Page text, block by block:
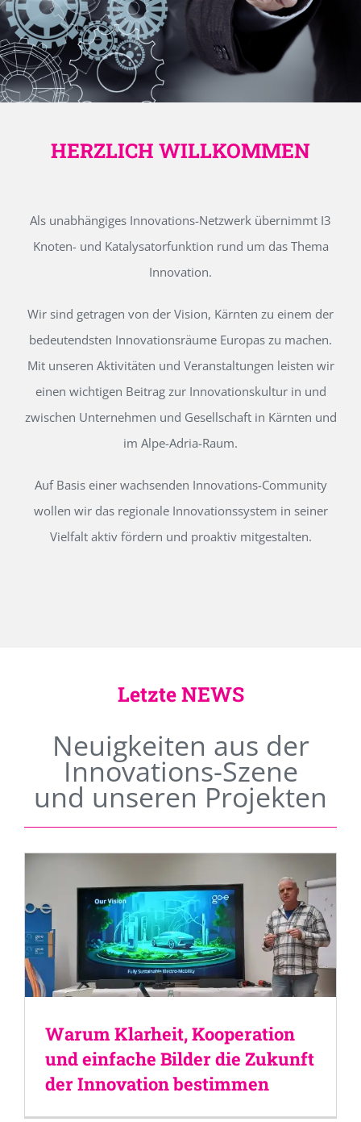
HERZLICH WILLKOMMEN
Als unabhängiges Innovations-Netzwerk übernimmt I3
Knoten- und Katalysatorfunktion rund um das Thema
Innovation.
Wir sind getragen von der Vision, Kärnten zu einem der
bedeutendsten Innovationsräume Europas zu machen.
Mit unseren Aktivitäten und Veranstaltungen leisten wir
einen wichtigen Beitrag zur Innovationskultur in und
zwischen Unternehmen und Gesellschaft in Kärnten und
im Alpe-Adria-Raum.
Auf Basis einer wachsenden Innovations-Community
wollen wir das regionale Innovationssystem in seiner
Vielfalt aktiv fördern und proaktiv mitgestalten.
Letzte NEWS
Neuigkeiten aus der
Innovations-Szene
und unseren Projekten
Warum Klarheit, Kooperation
und einfache Bilder die Zukunft
der Innovation bestimmen